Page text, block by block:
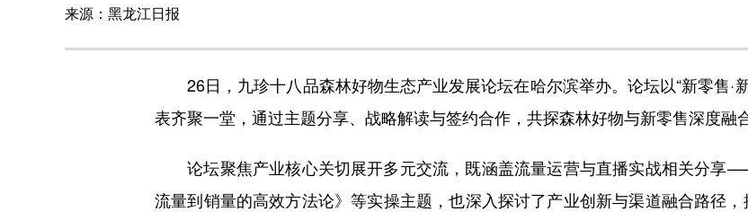
来源：黑龙江日报
26日，九珍十八品森林好物生态产业发展论坛在哈尔滨举办。论坛以“新零售·
表齐聚一堂，通过主题分享、战略解读与签约合作，共探森林好物与新零售深度融
论坛聚焦产业核心关切展开多元交流，既涵盖流量运营与直播实战相关分享
流量到销量的高效方法论》等实操主题，也深入探讨了产业创新与渠道融合路径